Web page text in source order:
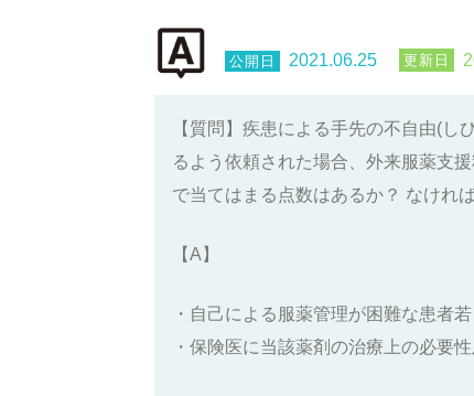
2021.06.25
【質問】疾患による手先の不自由(
るよう依頼された場合、外来服薬支
で当てはまる点数はあるか？ なけれ
【A】
・自己による服薬管理が困難な患者
・保険医に当該薬剤の治療上の必要